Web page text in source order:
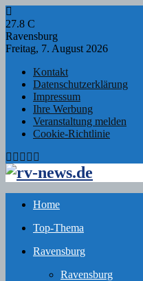
27.8 C
Ravensburg
Freitag, 7. August 2026
Kontakt
Datenschutzerklärung
Impressum
Ihre Werbung
Veranstaltung melden
Cookie-Richtlinie
Facebook
Twitter
Instagram
Email
Home
Top-Thema
Ravensburg
Ravensburg